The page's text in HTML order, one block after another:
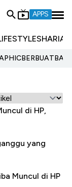
APPS
SHARIA
di HP,
yang
Muncul di HP